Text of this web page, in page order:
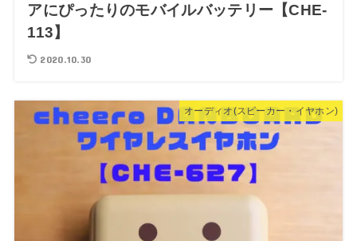
アにぴったりのモバイルバッテリー【CHE-
113】
2020.10.30
オーディオ(スピーカー・イヤホン)